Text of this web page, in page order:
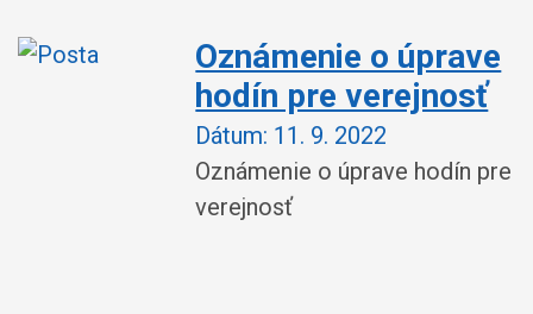
Oznámenie o úprave
hodín pre verejnosť
Dátum: 11. 9. 2022
Oznámenie o úprave hodín pre
verejnosť